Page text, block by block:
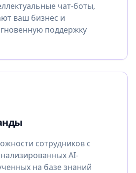
чат-боты,
ваш бизнес и
поддержку
сотрудников с
AI-
на базе знаний